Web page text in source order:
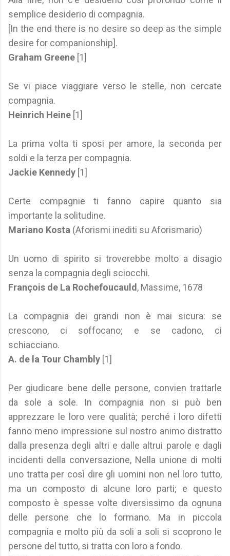
semplice desiderio di compagnia.
[In the end there is no desire so deep as the simple
desire for companionship].
Graham Greene [1]
Se vi piace viaggiare verso le stelle, non cercate
compagnia.
Heinrich Heine [1]
La prima volta ti sposi per amore, la seconda per
soldi e la terza per compagnia.
Jackie Kennedy [1]
Certe compagnie ti fanno capire quanto sia
importante la solitudine.
Mariano Kosta (Aforismi inediti su Aforismario)
Un uomo di spirito si troverebbe molto a disagio
senza la compagnia degli sciocchi.
François de La Rochefoucauld , Massime, 1678
La compagnia dei grandi non è mai sicura: se
crescono, ci soffocano; e se cadono, ci
schiacciano.
A. de la Tour Chambly [1]
Per giudicare bene delle persone, convien trattarle
da sole a sole. In compagnia non si può ben
apprezzare le loro vere qualità; perché i loro difetti
fanno meno impressione sul nostro animo distratto
dalla presenza degli altri e dalle altrui parole e dagli
incidenti della conversazione, Nella unione di molti
uno tratta per così dire gli uomini non nel loro tutto,
ma un composto di alcune loro parti; e questo
composto è spesse volte diversissimo da ognuna
delle persone che lo formano. Ma in piccola
compagnia e molto più da soli a soli si scoprono le
persone del tutto, si tratta con loro a fondo.